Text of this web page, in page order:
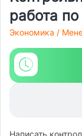
работа
Экономика /
Написать